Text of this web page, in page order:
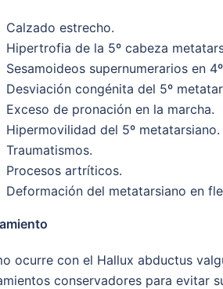
Calzado estrecho.
Hipertrofia de la 5º cabeza
Sesamoideos supernumerarios en
Desviación congénita del 5º
Exceso de pronación en la marcha.
Hipermovilidad del 5º metatarsiano.
Traumatismos.
Procesos artríticos.
Deformación del metatarsiano en
ocurre con el Hallux abductus
conservadores para evitar